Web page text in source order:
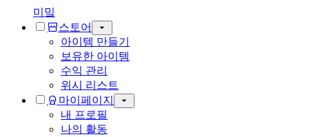
미밐
스토어
아이템 만들기
보유한 아이템
수익 관리
위시 리스트
마이페이지
내 프로필
나의 활동